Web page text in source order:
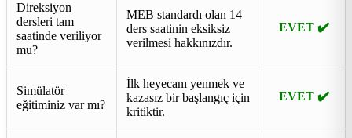
Direksiyon
dersleri tam
saatinde veriliyor
mu?
MEB standardı olan 14
ders saatinin eksiksiz
verilmesi hakkınızdır.
EVET ✔️
Simülatör
eğitiminiz var mı?
İlk heyecanı yenmek ve
kazasız bir başlangıç için
kritiktir.
EVET ✔️